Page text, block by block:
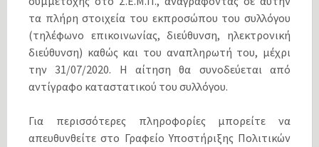
τα πλήρη στοιχεία του εκπροσώπου του συλλόγου
(τηλέφωνο επικοινωνίας, διεύθυνση, ηλεκτρονική
διεύθυνση) καθώς και του αναπληρωτή του, μέχρι
την 31/07/2020. Η αίτηση θα συνοδεύεται από
αντίγραφο καταστατικού του συλλόγου.
Για περισσότερες πληροφορίες μπορείτε να
απευθυνθείτε στο Γραφείο Υποστήριξης Πολιτικών